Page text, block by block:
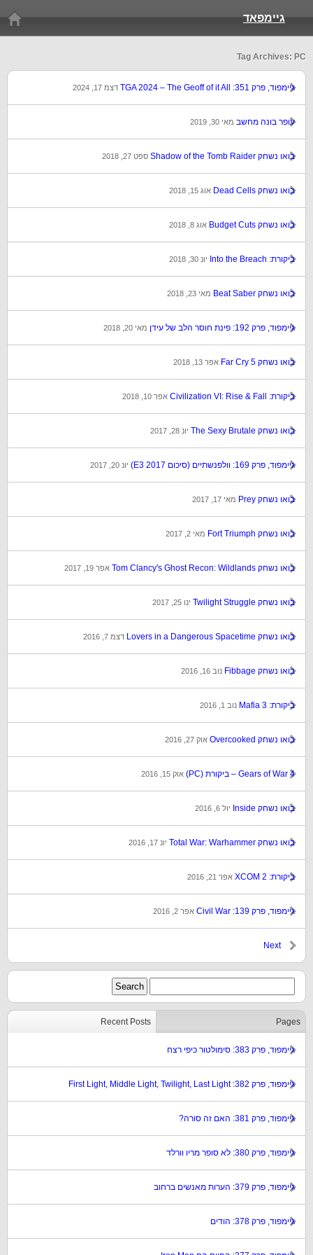
גיימפאד
Tag Archives: PC
גיימפוד, פרק 351: TGA 2024 – The Geoff of it All דצמ 17, 2024
עופר בונה מחשב מאי 30, 2019
בואו נשחק Shadow of the Tomb Raider ספט 27, 2018
בואו נשחק Dead Cells אוג 15, 2018
בואו נשחק Budget Cuts אוג 8, 2018
ביקורת: Into the Breach יונ 30, 2018
בואו נשחק Beat Saber מאי 23, 2018
גיימפוד, פרק 192: פינת חוסר הלב של עידן מאי 20, 2018
בואו נשחק Far Cry 5 אפר 13, 2018
ביקורת: Civilization VI: Rise & Fall אפר 10, 2018
בואו נשחק The Sexy Brutale יונ 28, 2017
גיימפוד, פרק 169: וולפנשתיים (סיכום E3 2017) יונ 20, 2017
בואו נשחק Prey מאי 17, 2017
בואו נשחק Fort Triumph מאי 2, 2017
בואו נשחק Tom Clancy's Ghost Recon: Wildlands אפר 19, 2017
בואו נשחק Twilight Struggle ינו 25, 2017
בואו נשחק Lovers in a Dangerous Spacetime דצמ 7, 2016
בואו נשחק Fibbage נוב 16, 2016
ביקורת: Mafia 3 נוב 1, 2016
בואו נשחק Overcooked אוק 27, 2016
Gears of War 4 – ביקורת (PC) אוק 15, 2016
בואו נשחק Inside יול 6, 2016
בואו נשחק Total War: Warhammer יונ 17, 2016
ביקורת: XCOM 2 אפר 21, 2016
גיימפוד, פרק 139: Civil War אפר 2, 2016
Next
Recent Posts Pages
גיימפוד, פרק 383: סימולטור כיפי רצח
גיימפוד, פרק 382: First Light, Middle Light, Twilight, Last Light
גיימפוד, פרק 381: האם זה סורה?
גיימפוד, פרק 380: לא סופר מריו וורלד
גיימפוד, פרק 379: הערות מאנשים ברחוב
גיימפוד, פרק 378: הודים